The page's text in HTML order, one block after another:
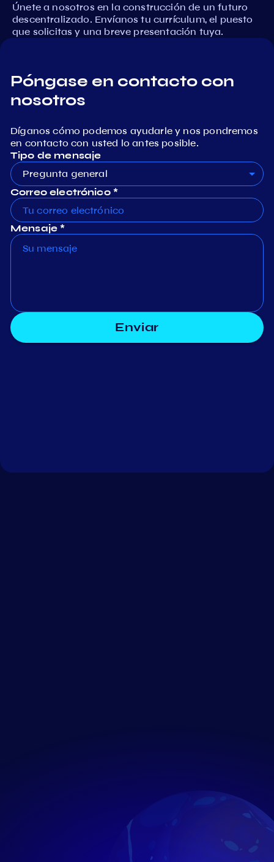
Únete a nosotros en la construcción de un futuro
descentralizado. Envíanos tu currículum, el puesto
que solicitas y una breve presentación tuya.
Póngase en contacto con
nosotros
Díganos cómo podemos ayudarle y nos pondremos
en contacto con usted lo antes posible.
Tipo de mensaje
Pregunta general
Correo electrónico *
Mensaje *
Enviar